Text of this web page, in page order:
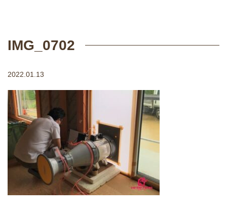
IMG_0702
2022.01.13